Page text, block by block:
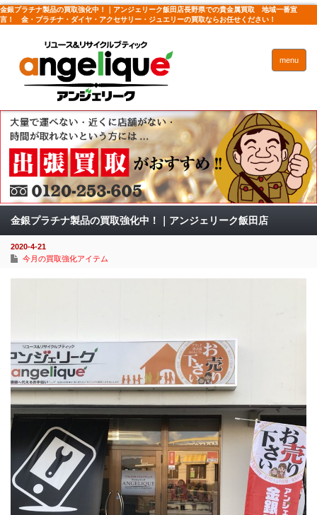
金銀プラチナ製品の買取強化中！｜アンジェリーク飯田店長野県での貴金属買取 地域一番宣
言！ 金・プラチナ・ダイヤ・アクセサリー・ジュエリーの買取ならお任せください！
menu
金銀プラチナ製品の買取強化中！｜アンジェリーク飯田店
2020-4-21
今月の買取強化アイテム